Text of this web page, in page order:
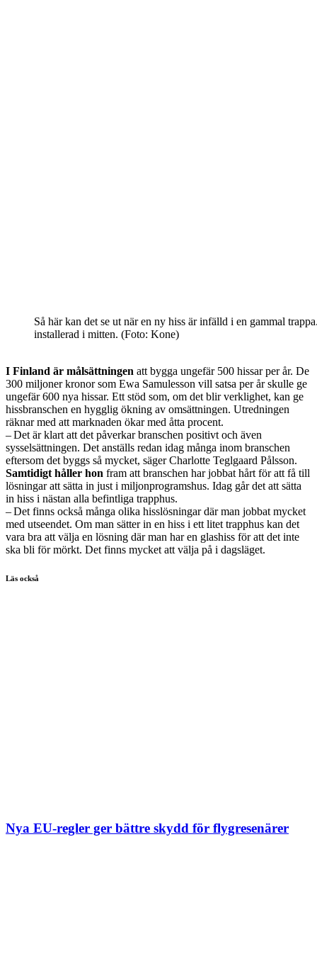
Så här kan det se ut när en ny hiss är infälld i en gammal
installerad i mitten. (Foto: Kone)
I Finland är målsättningen att bygga ungefär 500 hissar per år. De
300 miljoner kronor som Ewa Samulesson vill satsa per år skulle ge
ungefär 600 nya hissar. Ett stöd som, om det blir verklighet, kan ge
hissbranschen en hygglig ökning av omsättningen. Utredningen
räknar med att marknaden ökar med åtta procent.
– Det är klart att det påverkar branschen positivt och även
sysselsättningen. Det anställs redan idag många inom branschen
eftersom det byggs så mycket, säger Charlotte Teglgaard Pålsson.
Samtidigt håller hon fram att branschen har jobbat hårt för att få till
lösningar att sätta in just i miljonprogramshus. Idag går det att sätta
in hiss i nästan alla befintliga trapphus.
– Det finns också många olika hisslösningar där man jobbat mycket
med utseendet. Om man sätter in en hiss i ett litet trapphus kan det
vara bra att välja en lösning där man har en glashiss för att det inte
ska bli för mörkt. Det finns mycket att välja på i dagsläget.
Läs också
Nya EU-regler ger bättre skydd för flygresenärer